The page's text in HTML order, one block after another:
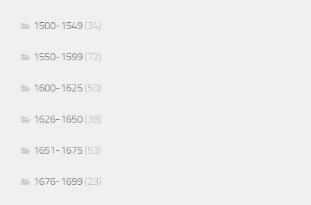
1500-1549 (34)
1550-1599 (72)
1600-1625 (50)
1626-1650 (38)
1651-1675 (53)
1676-1699 (23)